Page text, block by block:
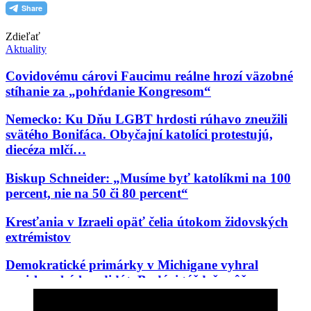
Zdieľať
Aktuality
Covidovému cárovi Faucimu reálne hrozí väzobné
stíhanie za „pohŕdanie Kongresom“
Nemecko: Ku Dňu LGBT hrdosti rúhavo zneužili
svätého Bonifáca. Obyčajní katolíci protestujú,
diecéza mlčí…
Biskup Schneider: „Musíme byť katolíkmi na 100
percent, nie na 50 či 80 percent“
Kresťania v Izraeli opäť čelia útokom židovských
extrémistov
Demokratické primárky v Michigane vyhral
proislamský kandidát. Budúci týždeň môže vo